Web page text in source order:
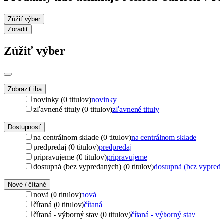
Zúžiť výber
Zoradiť
Zúžiť výber
Zobraziť iba
novinky (0 titulov)novinky
zľavnené tituly (0 titulov)zľavnené tituly
Dostupnosť
na centrálnom sklade (0 titulov)na centrálnom sklade
predpredaj (0 titulov)predpredaj
pripravujeme (0 titulov)pripravujeme
dostupná (bez vypredaných) (0 titulov)dostupná (bez
Nové / čítané
nová (0 titulov)nová
čítaná (0 titulov)čítaná
čítaná - výborný stav (0 titulov)čítaná - výborný stav